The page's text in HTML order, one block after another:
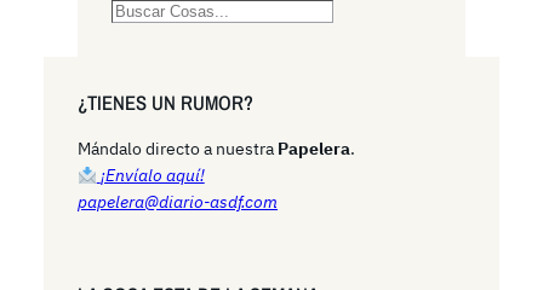
S
r
h
¿TIENES UN RUMOR?
Mándalo directo a nuestra Papelera.
¡Envíalo aquí!
papelera@diario-asdf.com